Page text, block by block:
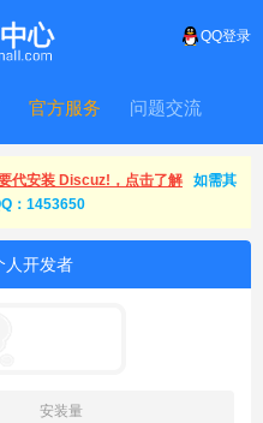
QQ登录
官方服务 问题交流
代安装 Discuz!，点击了解
如需其
：1453650
安装量